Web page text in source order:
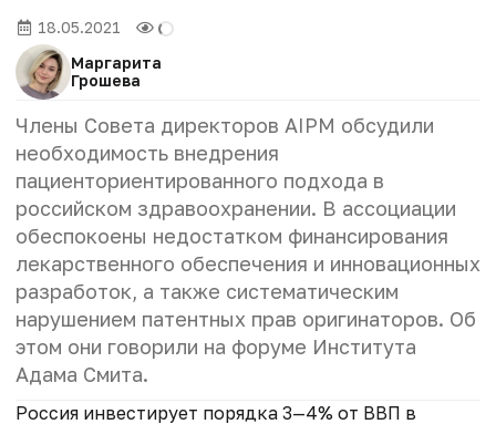
18.05.2021
Маргарита
Грошева
Члены Совета директоров AIPM обсудили
необходимость внедрения
пациенториентированного подхода в
российском здравоохранении. В ассоциации
обеспокоены недостатком финансирования
лекарственного обеспечения и инновационных
разработок, а также систематическим
нарушением патентных прав оригинаторов. Об
этом они говорили на форуме Института
Адама Смита.
Россия инвестирует порядка 3—4% от ВВП в